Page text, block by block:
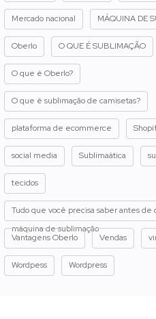
Mercado nacional MÁQUINA DE
Oberlo O QUE É SUBLIMAÇÃO
O que é Oberlo?
O que é sublimação de camisetas?
plataforma de ecommerce
social media Sublimaática
tecidos
Tudo que você precisa saber antes de
máquina de sublimação
Vantagens Oberlo
Vendas
Wordpess Wordpress